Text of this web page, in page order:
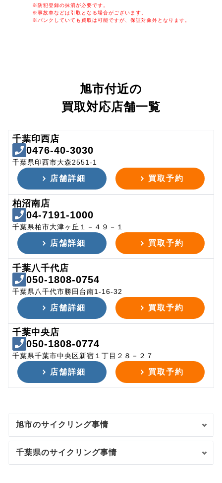
※防犯登録の抹消が必要です。
※事故車などは引取となる場合がございます。
※パンクしていても買取は可能ですが、保証対象外となります。
旭市付近の
買取対応店舗一覧
千葉印西店
0476-40-3030
千葉県印西市大森2551-1
店舗詳細 買取予約
柏沼南店
04-7191-1000
千葉県柏市大津ヶ丘１－４９－１
店舗詳細 買取予約
千葉八千代店
050-1808-0754
千葉県八千代市勝田台南1-16-32
店舗詳細 買取予約
千葉中央店
050-1808-0774
千葉県千葉市中央区新宿１丁目２８－２７
店舗詳細 買取予約
旭市のサイクリング事情
千葉県のサイクリング事情